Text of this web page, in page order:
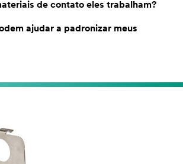
de contato eles trabalham?
ajudar a padronizar meus